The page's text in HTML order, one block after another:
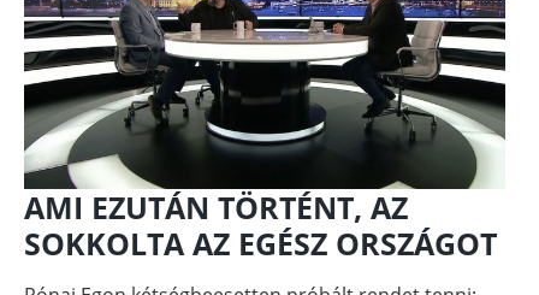
AMI EZUTÁN TÖRTÉNT, AZ
SOKKOLTA AZ EGÉSZ ORSZÁGOT